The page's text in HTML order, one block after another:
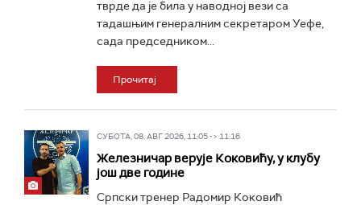
тврде да је била у наводној вези са
тадашњим генералним секретаром Уефе,
сада председником...
Прочитај
СУБОТА, 08. АВГ 2026, 11:05 -> 11:16
Железничар верује Коковићу, у клубу
још две године
Српски тренер Радомир Коковић